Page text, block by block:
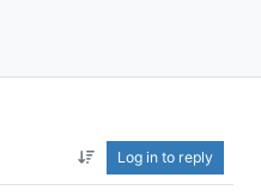
Log in to reply